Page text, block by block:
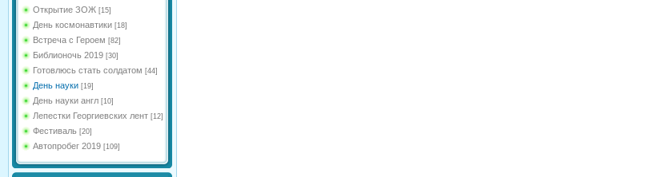
Открытие ЗОЖ [15]
День космонавтики [18]
Встреча с Героем [82]
Библионочь 2019 [30]
Готовлюсь стать солдатом [44]
День науки [19]
День науки англ [10]
Лепестки Георгиевских лент [12]
Фестиваль [20]
Автопробег 2019 [109]